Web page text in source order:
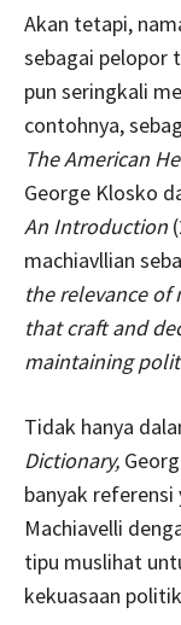
Akan tetapi,
sebagai pelopor
pun seringkali
contohnya,
The American
George Klosko
An Introduction
machiavllian
the relevance
that craft and
maintaining
Tidak hanya
Dictionary,
banyak
Machiavelli
tipu muslihat
kekuasaan